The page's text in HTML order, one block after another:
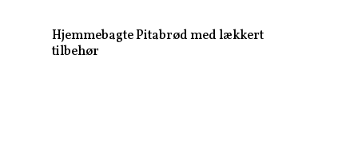
Hjemmebagte Pitabrød med lækkert
tilbehør